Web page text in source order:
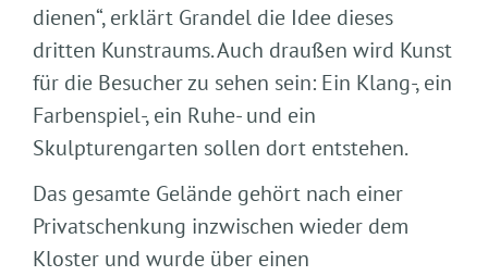
dienen“, erklärt Grandel die Idee dieses
dritten Kunstraums. Auch draußen wird Kunst
für die Besucher zu sehen sein: Ein Klang-, ein
Farbenspiel-, ein Ruhe- und ein
Skulpturengarten sollen dort entstehen.
Das gesamte Gelände gehört nach einer
Privatschenkung inzwischen wieder dem
Kloster und wurde über einen